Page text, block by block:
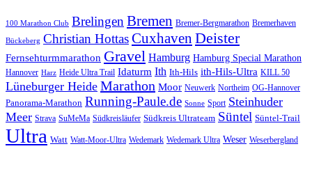
100 Marathon Club BrelingenBremen Bremer-Bergmarathon Bremerhaven
Bückeberg Christian HottasCuxhaven Deister
Fernsehturmmarathon Gravel Hamburg Hamburg Special Marathon
Hannover Harz Heide Ultra Trail Idaturm Ith Ith-Hils ith-Hils-Ultra KILL 50
Lüneburger Heide Marathon Moor Neuwerk Northeim OG-Hannover
Panorama-Marathon Running-Paule.de Sonne Sport Steinhuder
Meer Strava SuMeMa Südkreisläufer Südkreis Ultrateam Süntel Süntel-Trail
Ultra Watt Watt-Moor-Ultra Wedemark Wedemark Ultra Weser Weserbergland